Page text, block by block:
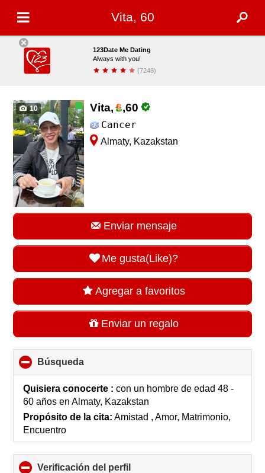
Vita, 60
123Date Me Dating
Always with you!
(7248)
10
Vita, ,60
Cancer
Almaty, Kazakstan
Enviar mensaje
Me gusta(Like)?
Agregar a favoritos
Enviar un regalo
Búsqueda
to
collapse
contents
Quisiera conocerte :con un hombre de edad 48 -
60 añosen Almaty, Kazakstan
Propósito de la cita: Amistad , Amor, Matrimonio,
Encuentro
Verificación del perfil